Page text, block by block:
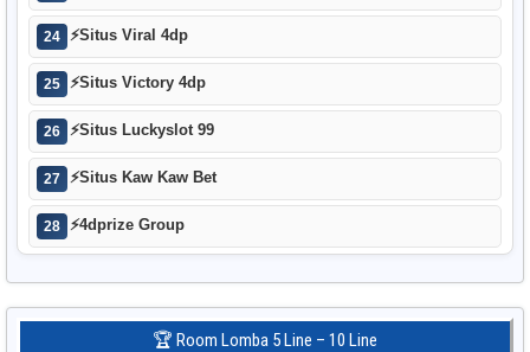
24 ⚡Situs Viral 4dp
25 ⚡Situs Victory 4dp
26 ⚡Situs Luckyslot 99
27 ⚡Situs Kaw Kaw Bet
28 ⚡4dprize Group
🏆 Room Lomba 5 Line – 10 Line